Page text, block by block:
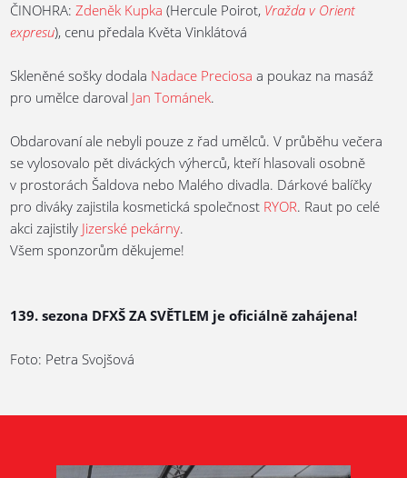
ČINOHRA:Zdeněk Kupka (Hercule Poirot, Vražda v Orient
expresu), cenu předala Květa Vinklátová
Skleněné sošky dodala Nadace Preciosa a poukaz na masáž
pro umělce daroval Jan Tománek.
Obdarovaní ale nebyli pouze z řad umělců. V průběhu večera
se vylosovalo pět diváckých výherců, kteří hlasovali osobně
v prostorách Šaldova nebo Malého divadla. Dárkové balíčky
pro diváky zajistila kosmetická společnost RYOR. Raut po celé
akci zajistily Jizerské pekárny.
Všem sponzorům děkujeme!
139. sezona DFXŠ ZA SVĚTLEM je oficiálně zahájena!
Foto: Petra Svojšová